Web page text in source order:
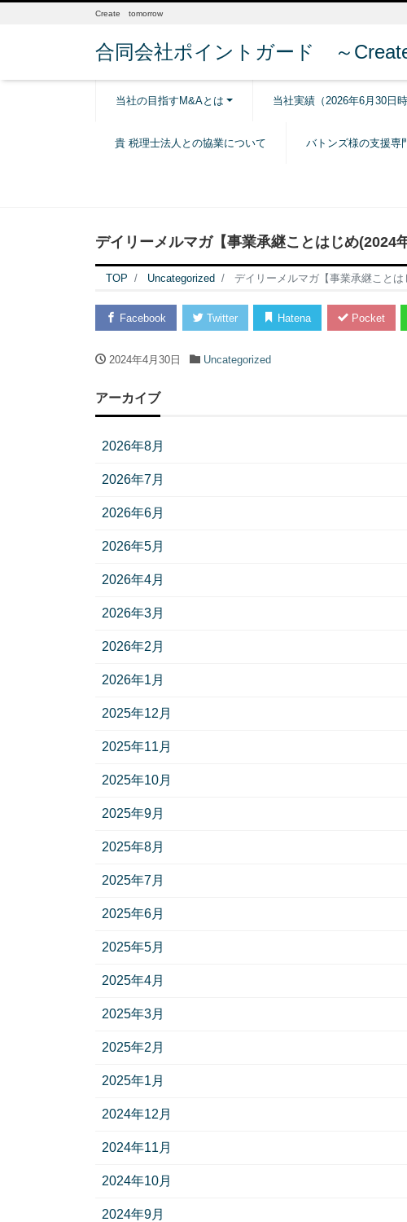
Create tomorrow
合同会社ポイントガード ～
当社の目指すM&Aとは 当社実績（2026年6月30日時
貴 税理士法人との協業について バトンズ様の支援専
デイリーメルマガ【事業承継ことはじめ(2024
TOP Uncategorized デイリーメルマガ【事業承継ことは
Facebook Twitter Hatena Pocket
2024年4月30日 Uncategorized
アーカイブ
2026年8月
2026年7月
2026年6月
2026年5月
2026年4月
2026年3月
2026年2月
2026年1月
2025年12月
2025年11月
2025年10月
2025年9月
2025年8月
2025年7月
2025年6月
2025年5月
2025年4月
2025年3月
2025年2月
2025年1月
2024年12月
2024年11月
2024年10月
2024年9月